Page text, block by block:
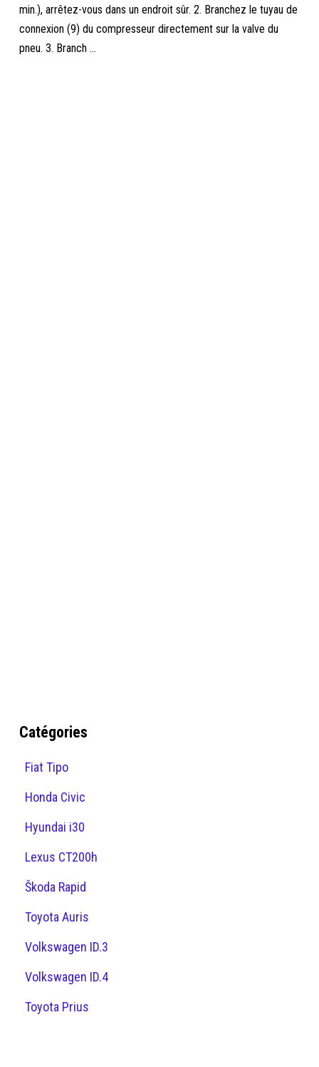
min.), arrêtez-vous dans un endroit sûr. 2. Branchez le tuyau de
connexion (9) du compresseur directement sur la valve du
pneu. 3. Branch ...
Catégories
Fiat Tipo
Honda Civic
Hyundai i30
Lexus CT200h
Škoda Rapid
Toyota Auris
Volkswagen ID.3
Volkswagen ID.4
Toyota Prius